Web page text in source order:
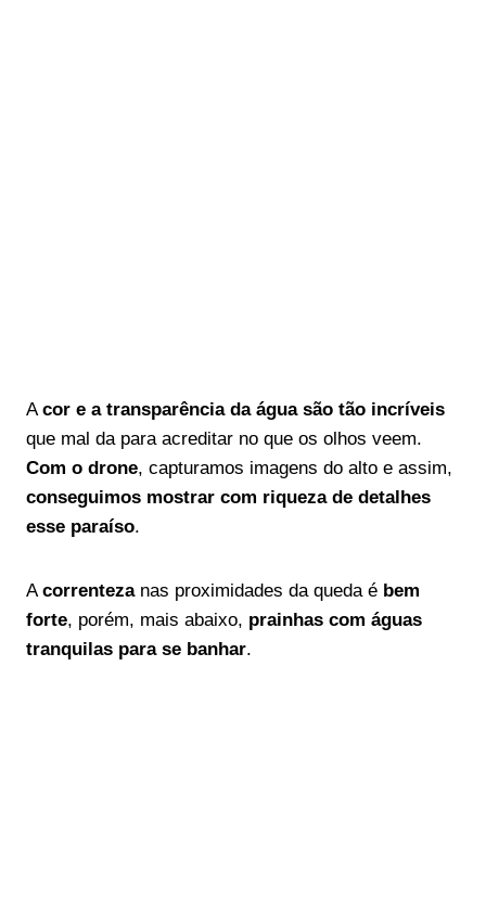
Acor e a transparência da água são tão incríveis
que mal da para acreditar no que os olhos veem.
Com o drone, capturamos imagens do alto e assim,
conseguimos mostrar com riqueza de detalhes
esse paraíso.
Acorrentezanas proximidades da queda é bem
forte, porém, mais abaixo, prainhas com águas
tranquilas para se banhar.